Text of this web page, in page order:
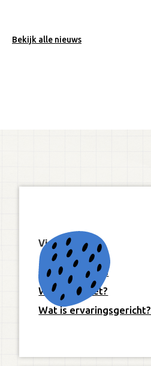
Bekijk alle nieuws
Visie
Onze 10 pijlers
Wat is Freinet?
Wat is ervaringsgericht?